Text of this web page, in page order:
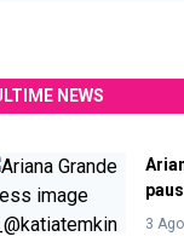
NEWS
3